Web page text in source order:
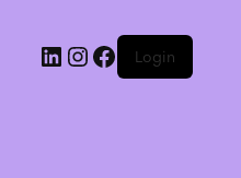
Login